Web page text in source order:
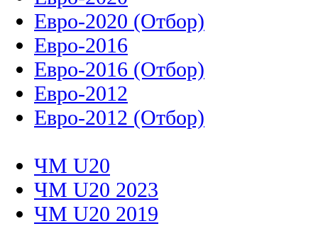
Евро-2020 (Отбор)
Евро-2016
Евро-2016 (Отбор)
Евро-2012
Евро-2012 (Отбор)
ЧМ U20
ЧМ U20 2023
ЧМ U20 2019